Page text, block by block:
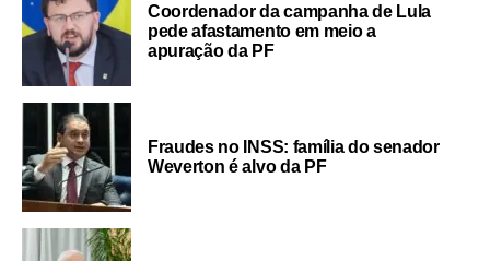
Coordenador da campanha de Lula
pede afastamento em meio a
apuração da PF
Fraudes no INSS: família do senador
Weverton é alvo da PF